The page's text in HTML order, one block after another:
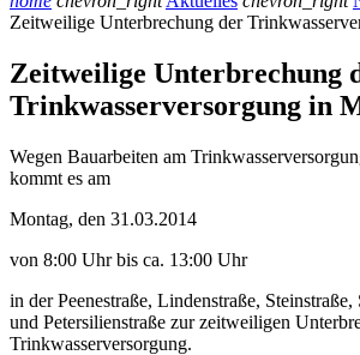
Zeitweilige Unterbrechung der
Zeitweilige Unterbrechung
Trinkwasserversorgung in
Wegen Bauarbeiten am
kommt es am
Montag, den 31.03.2014
von 8:00 Uhr bis ca. 13:00 Uhr
in der Peenestraße, Lindenstraße, Steinstraße,
und Petersilienstraße zur zeitweiligen
Trinkwasserversorgung.